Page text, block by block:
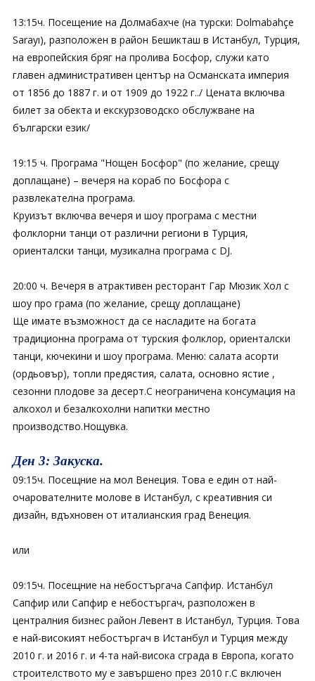
13:15ч. Посещение на Долмабахче (на турски: Dolmabahçe
Sarayı), разположен в район Бешикташ в Истанбул, Турция,
на европейския бряг на пролива Босфор, служи като
главен административен център на Османската империя
от 1856 до 1887 г. и от 1909 до 1922 г../ Цената включва
билет за обекта и екскурзоводско обслужване на
български език/
19:15 ч. Програма "Нощен Босфор" (по желание, срещу
доплащане) – вечеря на кораб по Босфора с
развлекателна програма.
Круизът включва вечеря и шоу програма с местни
фолклорни танци от различни региони в Турция,
ориенталски танци, музикална програма с DJ.
20:00 ч. Вечеря в атрактивен ресторант Гар Мюзик Хол с
шоу про грама (по желание, срещу доплащане)
Ще имате възможност да се насладите на богата
традиционна програма от турския фолклор, ориенталски
танци, кючекини и шоу програма. Меню: салата асорти
(ордьовър), топли предястия, салата, основно ястие ,
сезонни плодове за десерт.С неограничена консумация на
алкохол и безалкохолни напитки местно
производство.Нощувка.
Ден 3: Закуска.
09:15ч. Посещние на мол Венеция. Това е един от най-
очарователните молове в Истанбул, с креативния си
дизайн, вдъхновен от италианския град Венеция.
или
09:15ч. Посещние на небостъргача Сапфир. Истанбул
Сапфир или Сапфир е небостъргач, разположен в
централния бизнес район Левент в Истанбул, Турция. Това
е най-високият небостъргач в Истанбул и Турция между
2010 г. и 2016 г. и 4-та най-висока сграда в Европа, когато
строителството му е завършено през 2010 г.С включен